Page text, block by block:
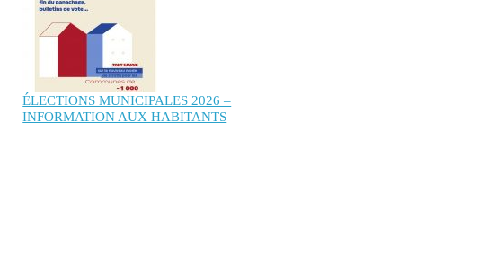
ÉLECTIONS MUNICIPALES 2026 –
INFORMATION AUX HABITANTS